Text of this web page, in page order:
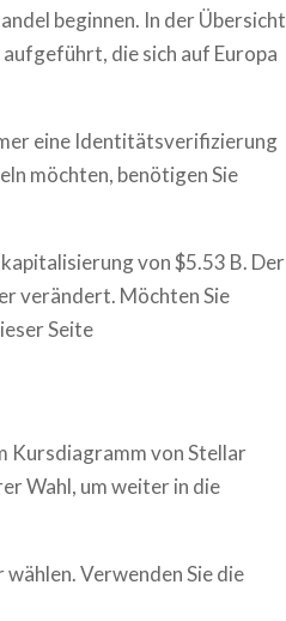
beginnen. In der Übersicht
die sich auf Europa
eine Identitätsverifizierung
möchten, benötigen Sie
von $5.53 B. Der
verändert. Möchten Sie
Seite
Kursdiagramm vonStellar
Wahl, um weiter in die
wählen. Verwenden Sie die